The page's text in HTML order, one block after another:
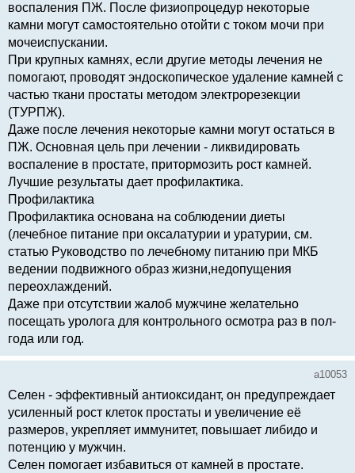
воспаления ПЖ. После физиопроцедур некоторые
камни могут самостоятельно отойти с током мочи при
мочеиспускании.
При крупных камнях, если другие методы лечения не
помогают, проводят эндоскопическое удаление камней с
частью ткани простаты методом электрорезекции
(ТУРПЖ).
Даже после лечения некоторые камни могут остаться в
ПЖ. Основная цель при лечении - ликвидировать
воспаление в простате, притормозить рост камней.
Лучшие результаты дает профилактика.
Профилактика
Профилактика основана на соблюдении диеты
(лечебное питание при оксалатурии и уратурии, см.
статью Руководство по лечебному питанию при МКБ
ведении подвижного образ жизни,недопущения
переохлаждений.
Даже при отсутствии жалоб мужчине желательно
посещать уролога для контрольного осмотра раз в пол-
года или год.
a10053
Селен - эффективный антиоксидант, он предупреждает
усиленный рост клеток простаты и увеличение её
размеров, укрепляет иммунитет, повышает либидо и
потенцию у мужчин.
Селен помогает избавиться от камней в простате.